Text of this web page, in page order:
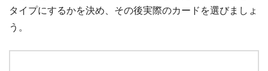
タイプにするかを決め、その後実際のカードを選びましょ
う。